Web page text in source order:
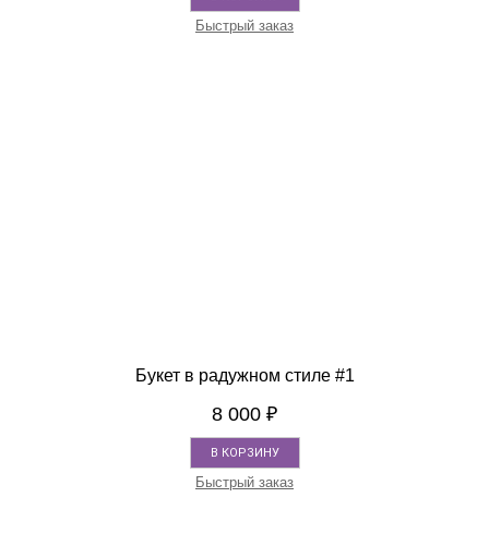
Быстрый заказ
Букет в радужном стиле #1
8 000 ₽
В КОРЗИНУ
Быстрый заказ